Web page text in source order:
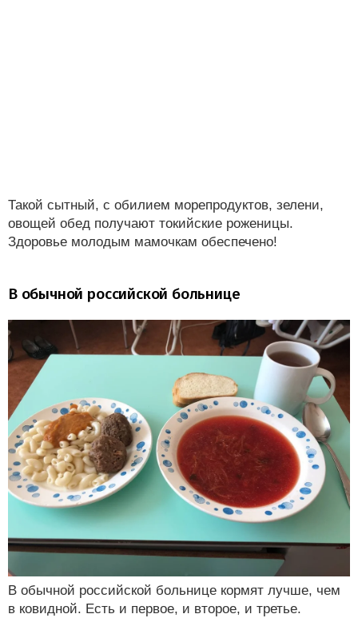
Такой сытный, с обилием морепродуктов, зелени,
овощей обед получают токийские роженицы.
Здоровье молодым мамочкам обеспечено!
В обычной российской больнице
В обычной российской больнице кормят лучше, чем
в ковидной. Есть и первое, и второе, и третье.